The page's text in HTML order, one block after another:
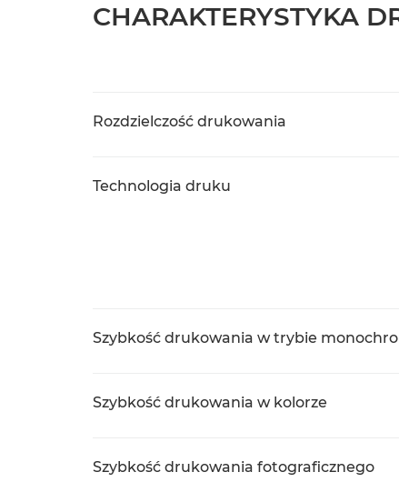
CHARAKTERYSTYKA
Rozdzielczość drukowania
Technologia druku
Szybkość drukowania w trybie
Szybkość drukowania w kolorze
Szybkość drukowania fotograficznego